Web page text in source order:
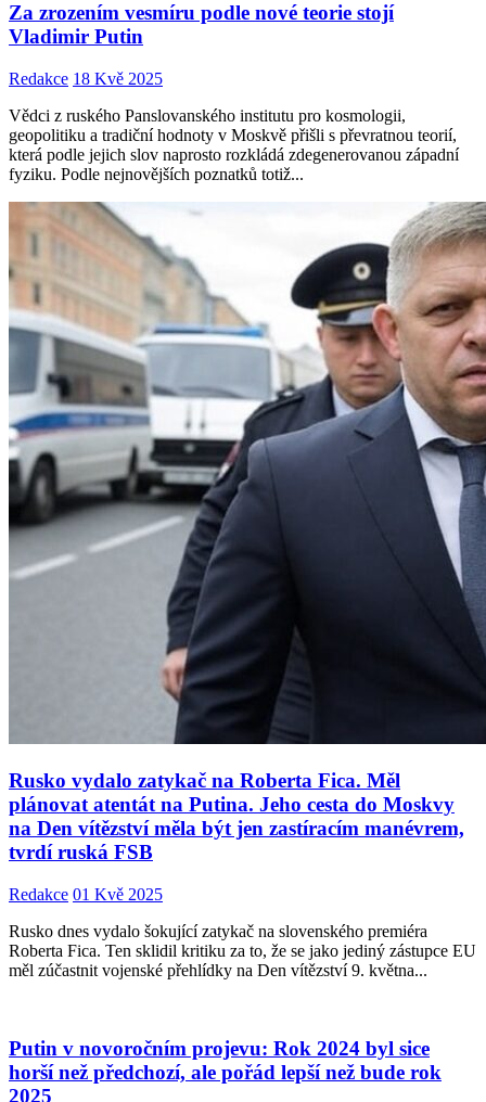
Za zrozením vesmíru podle nové teorie stojí
Vladimir Putin
Redakce 18 Kvě 2025
Vědci z ruského Panslovanského institutu pro kosmologii,
geopolitiku a tradiční hodnoty v Moskvě přišli s převratnou teorií,
která podle jejich slov naprosto rozkládá zdegenerovanou západní
fyziku. Podle nejnovějších poznatků totiž...
Rusko vydalo zatykač na Roberta Fica. Měl
plánovat atentát na Putina. Jeho cesta do Moskvy
na Den vítězství měla být jen zastíracím manévrem,
tvrdí ruská FSB
Redakce 01 Kvě 2025
Rusko dnes vydalo šokující zatykač na slovenského premiéra
Roberta Fica. Ten sklidil kritiku za to, že se jako jediný zástupce EU
měl zúčastnit vojenské přehlídky na Den vítězství 9. května...
Putin v novoročním projevu: Rok 2024 byl sice
horší než předchozí, ale pořád lepší než bude rok
2025